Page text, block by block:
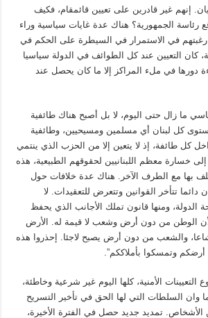
إنهم غير قادرين على تعيين قائمقام، فكيف
رئاسة الجمهورية؟ هناك عدة غايات سياسية وراء
رغبتهم في الاستمرار في السيطرة على الحكم في
كان التعيين عند كل الطوائف في الدولة سياسيا
دورها في ملء المراكز إلا ما كان يحصل عند
ما زال حتى اليوم، لا بل أصبح هناك طائفية
كل لبنان أي مسلمين ومسيحيين، وطائفية
كل طائفة، إذ لا يتعين إلا من الحزب الذي ينتمي
خسارة معظم اللبنانيين لحقوقهم الطبيعية، هذه
بها مع الطرف الآخر. هناك عدة خلافات حول
دائما تتأخر القوانين وتتعرض للتعقيدات. لا
الدولة، ومنها قانون تملك الأجانب الذي يحفظ
لأن الوطن من دون أرض وشعب لا قيمة له. الأرض
والشعب من دون أرض يصبح لاجئا. إحذروا هذه
أرضكم وتمسكوا بأملاككم”.
التعيينات الأمنية، كلها اليوم غير شرعية وخاطئة،
وان السلطات التي لها الحق في تأخير التسريح
تمديد جديد حصل في الفترة الأخيرة،